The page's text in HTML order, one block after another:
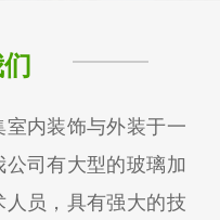
内装饰与外装于一
司有大型的玻璃加
员，具有强大的技